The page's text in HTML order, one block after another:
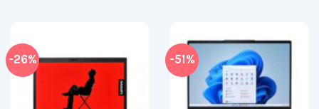
-26% -51%